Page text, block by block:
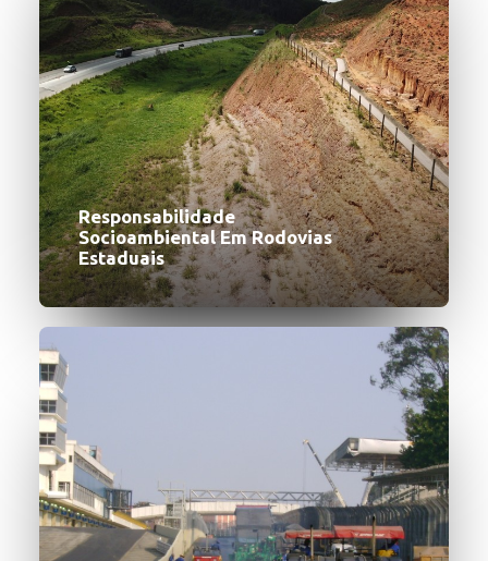
Responsabilidade
Socioambiental Em Rodovias
Estaduais